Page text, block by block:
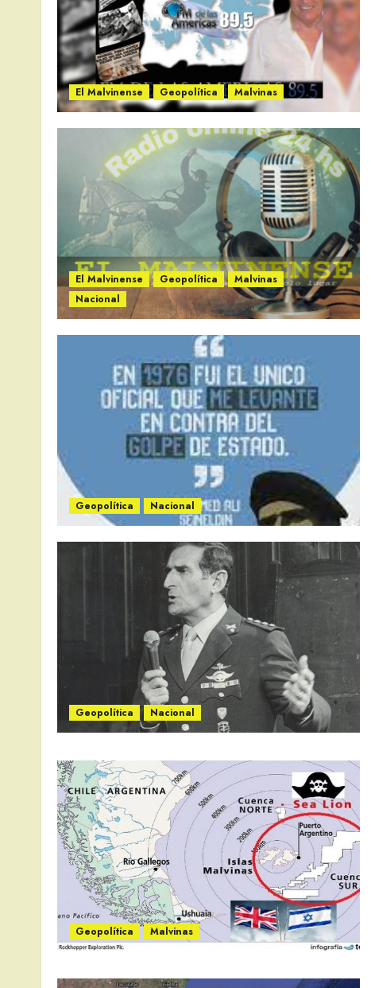
El Malvinense Geopolítica Malvinas
El Malvinense Geopolítica
Malvinas
Nacional
Geopolítica Nacional
Geopolítica Nacional
Geopolítica Malvinas